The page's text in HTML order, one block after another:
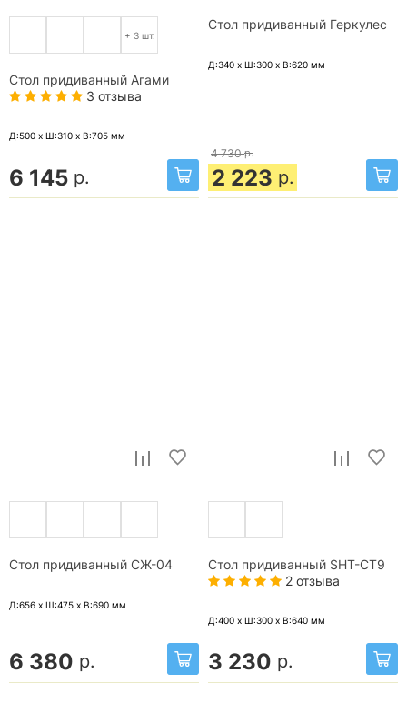
+ 3 шт.
Стол придиванный Агами
3 отзыва
Д:500 x Ш:310 x В:705 мм
6 145 р.
Стол придиванный Геркулес
Д:340 x Ш:300 x В:620 мм
4 730 р.
2 223 р.
Стол придиванный СЖ-04
Д:656 x Ш:475 x В:690 мм
6 380 р.
Стол придиванный SHT-CT9
2 отзыва
Д:400 x Ш:300 x В:640 мм
3 230 р.